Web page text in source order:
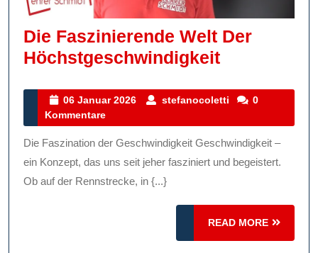
Die Faszinierende Welt Der
HöchstgeschwindigkeitDie
Welt
06 Januar 2026
06
2026
stefanocoletti stefanocoletti
0
Kommentare
Die Faszination der Geschwindigkeit Geschwindigkeit –
ein Konzept, das uns seit jeher fasziniert und begeistert.
Ob auf der Rennstrecke, in {...}
READ MORE
READ
MORE